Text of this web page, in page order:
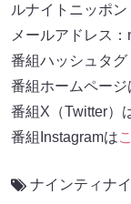
ルナイトニッポン
メールアドレス
番組ハッシュタ
番組ホームページ
番組X（Twitter）
番組Instagramは
ナインティナ